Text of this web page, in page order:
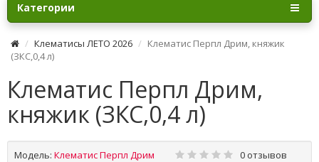
Категории
Клематисы ЛЕТО 2026
Клематис Перпл Дрим, княжик
(ЗКС,0,4 л)
Клематис Перпл Дрим,
княжик (ЗКС,0,4 л)
Модель: Клематис Перпл Дрим 0 отзывов